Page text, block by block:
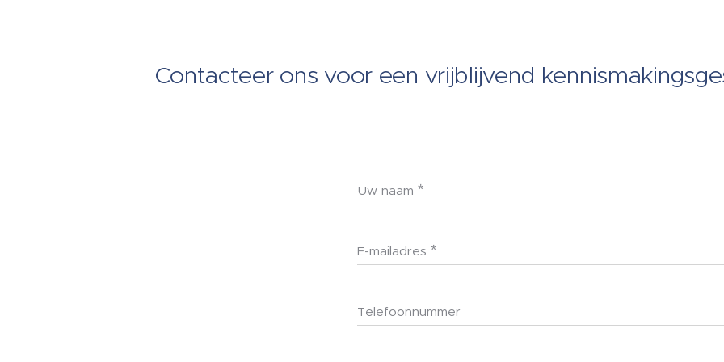
Contacteer ons voor een vrijblijvend
Uw naam
E-mailadres
Telefoonnummer